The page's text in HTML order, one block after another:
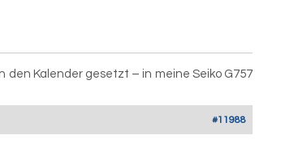
den Kalender gesetzt – in meine Seiko G757
#11988